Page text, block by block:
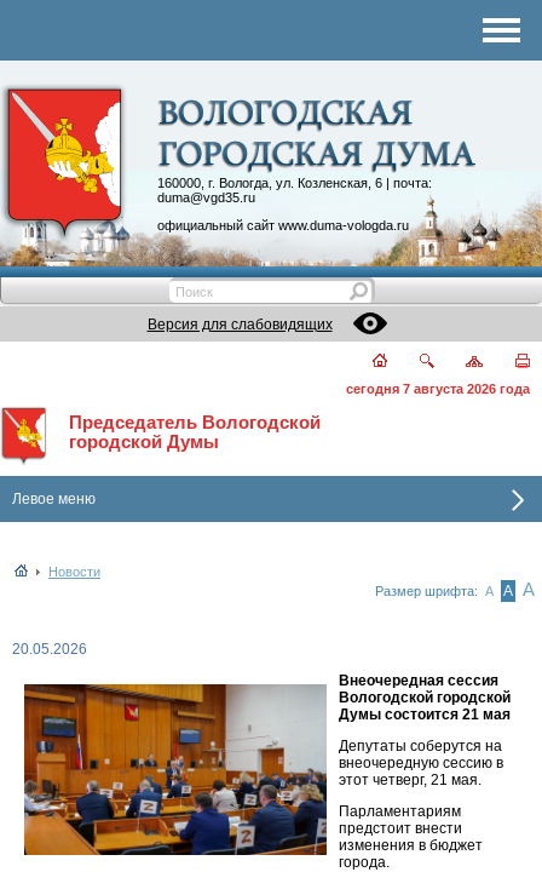
160000, г. Вологда, ул. Козленская, 6 | почта:
duma@vgd35.ru
официальный сайт www.duma-vologda.ru
Контакты
Депутатские объединения
Версия для слабовидящих
сегодня 7 августа 2026 года
Председатель Вологодской
городской Думы
Левое меню
Новости
Размер шрифта: А А А
20.05.2026
Внеочередная сессия
Вологодской городской
Думы состоится 21 мая
Депутаты соберутся на
внеочередную сессию в
этот четверг, 21 мая.
Парламентариям
предстоит внести
изменения в бюджет
города.